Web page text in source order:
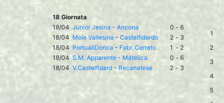
18 Giornata
18/04 Junior Jesina - Ancona 0 - 6
18/04 Moie Vallesina - Castelfidardo 2 - 3
18/04 PortualiDorica - Fabr. Cerreto 1 - 2
18/04 S.M. Apparente - Matelica 0 - 6
18/04 V.Castelfidard - Recanatese 2 - 3
1
2
3
4
5